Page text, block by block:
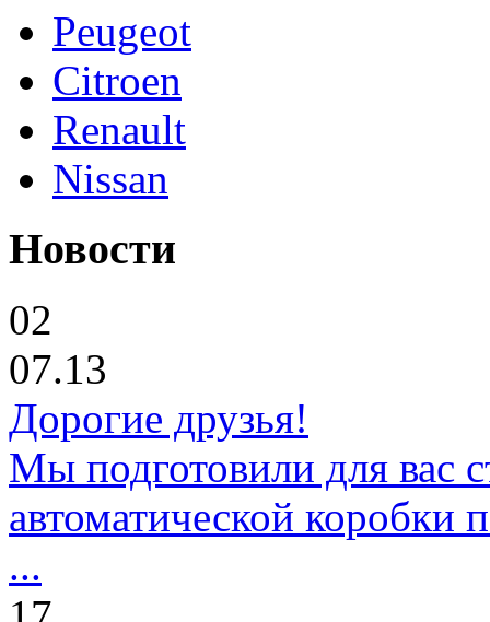
Peugeot
Citroen
Renault
Nissan
Новости
02
07.13
Дорогие друзья!
Мы подготовили для вас
автоматической коробки
...